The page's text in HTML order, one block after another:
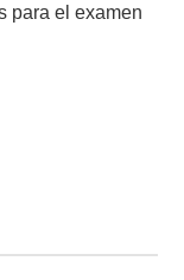
para el examen